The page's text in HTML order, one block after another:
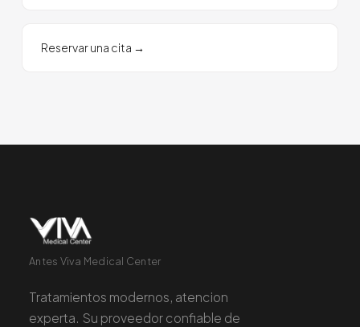
Reservar una cita →
Antes Viva Medical Center
Tratamientos modernos, atencion
experta. Su proveedor confiable de